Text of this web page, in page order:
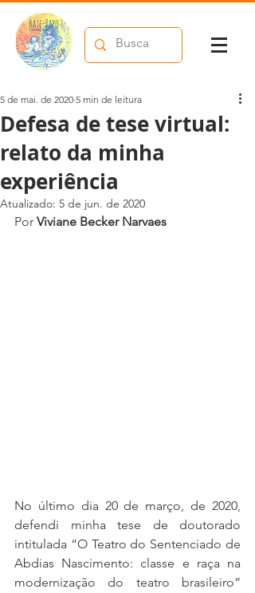
Defesa de tese virtual:
relato da minha
experiência
5 de mai. de 2020 5 min de leitura
Atualizado: 5 de jun. de 2020
Por Viviane Becker Narvaes
No último dia 20 de março, de 2020,
defendi minha tese de doutorado
intitulada “O Teatro do Sentenciado de
Abdias Nascimento: classe e raça na
modernização do teatro brasileiro”